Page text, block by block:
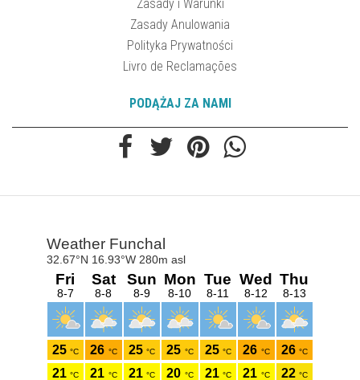
Zasady i Warunki
Zasady Anulowania
Polityka Prywatności
Livro de Reclamações
PODĄŻAJ ZA NAMI